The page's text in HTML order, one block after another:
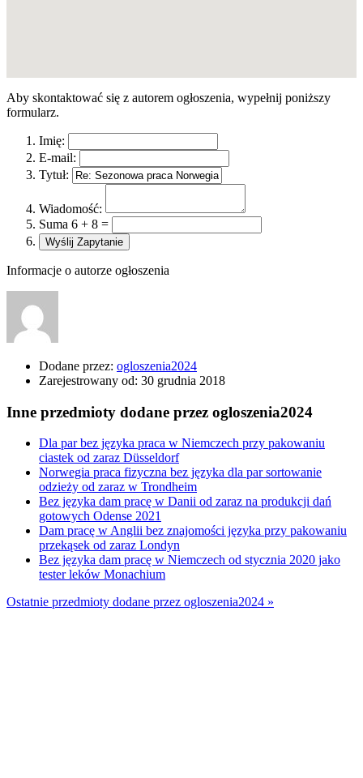
Aby skontaktować się z autorem ogłoszenia, wypełnij poniższy
formularz.
Imię:
E-mail:
Tytuł:
Wiadomość:
Suma 6 + 8 =
Informacje o autorze ogłoszenia
Dodane przez: ogloszenia2024
Zarejestrowany od: 30 grudnia 2018
Inne przedmioty dodane przez ogloszenia2024
Dla par bez języka praca w Niemczech przy pakowaniu
ciastek od zaraz Düsseldorf
Norwegia praca fizyczna bez języka dla par sortowanie
odzieży od zaraz w Trondheim
Bez języka dam pracę w Danii od zaraz na produkcji dań
gotowych Odense 2021
Dam pracę w Anglii bez znajomości języka przy pakowaniu
przekąsek od zaraz Londyn
Bez języka dam pracę w Niemczech od stycznia 2020 jako
tester leków Monachium
Ostatnie przedmioty dodane przez ogloszenia2024 »